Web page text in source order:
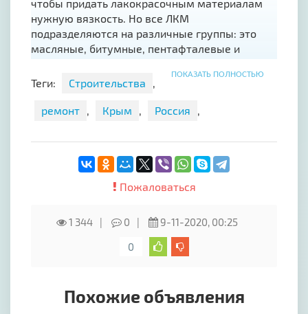
чтобы придать лакокрасочным материалам
нужную вязкость. Но все ЛКМ
подразделяются на различные группы: это
масляные, битумные, пентафталевые и
каждой из этих групп разработан
специальный растворитель.
ПОКАЗАТЬ ПОЛНОСТЬЮ
Теги: Строительства ,
ремонт , Крым , Россия ,
Пожаловаться
1 344 0
9-11-2020, 00:25
0
Похожие объявления